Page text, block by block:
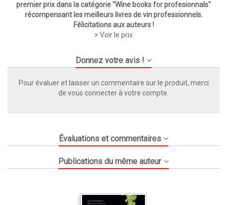
premier prix dans la catégorie "Wine books for profesionnals"
récompensant les meilleurs livres de vin professionnels.
Félicitations aux auteurs !
> Voir le prix
Donnez votre avis !
Pour évaluer et laisser un commentaire sur le produit, merci
de vous connecter à votre compte.
Évaluations et commentaires
Publications du même auteur